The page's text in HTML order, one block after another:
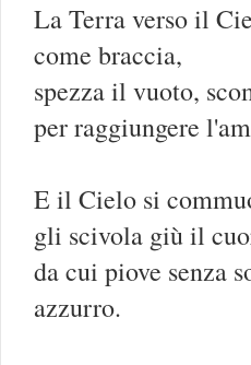
La Terra verso il
come braccia,
spezza il vuoto,
per raggiungere
E il Cielo si
gli scivola giù il
da cui piove senza
azzurro.